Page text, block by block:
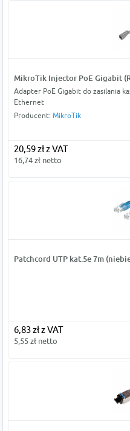
MikroTik Injector PoE Gigabit
Adapter PoE Gigabit do zasilania
Ethernet
Producent: MikroTik
20,59 zł z VAT
16,74 zł netto
Patchcord UTP kat.5e 7m
6,83 zł z VAT
5,55 zł netto